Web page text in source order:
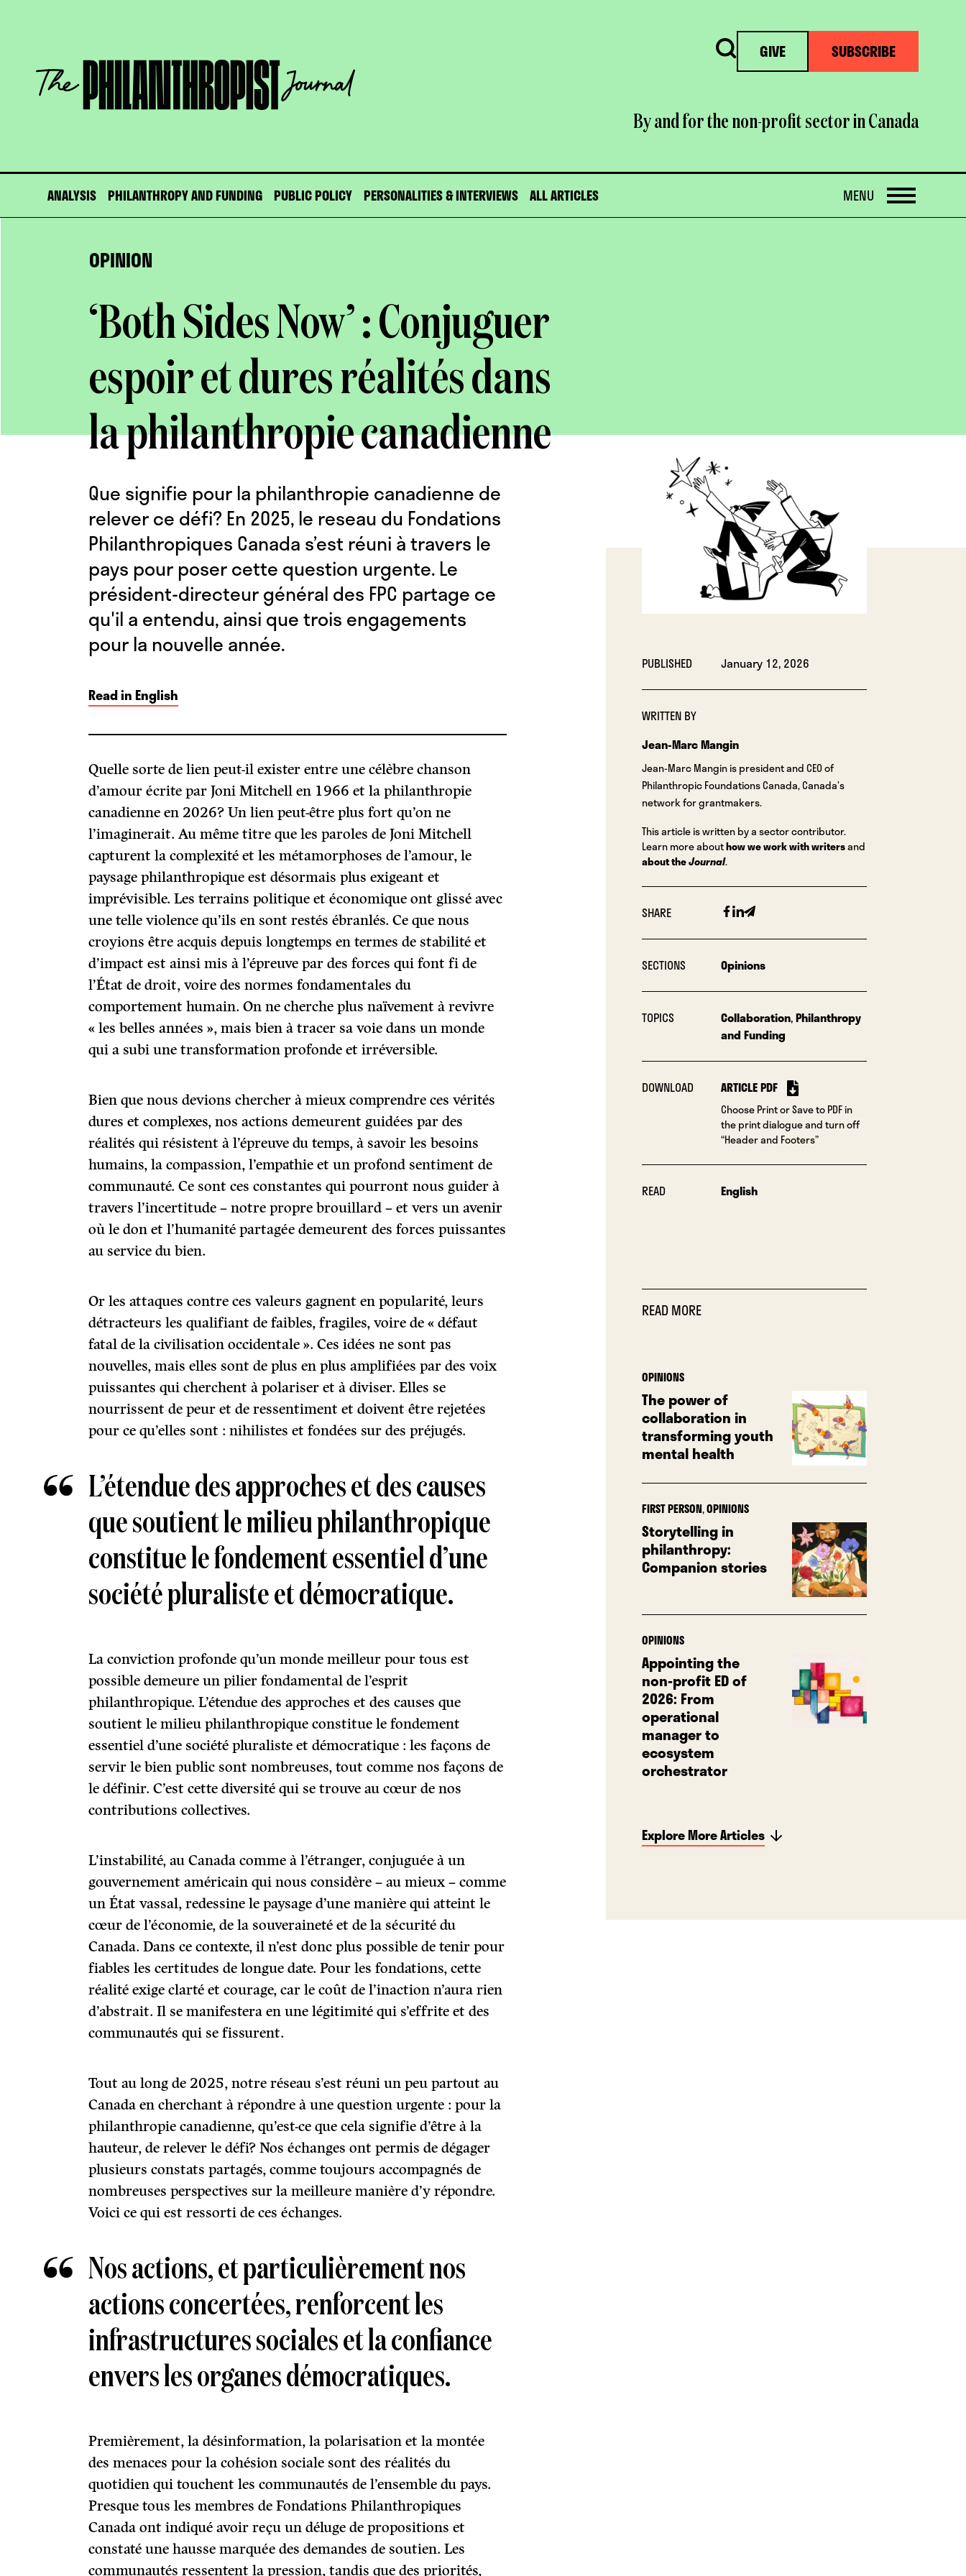
The
Philanthropist
Journal
Search GIVE SUBSCRIBE
By and for the non-profit sector in Canada
ANALYSIS PHILANTHROPY AND FUNDING PUBLIC POLICY PERSONALITIES & INTERVIEWS ALL ARTICLES OPEN
MENU
OPINION
‘Both Sides Now’ : Conjuguer
espoir et dures réalités dans
la philanthropie canadienne
LIGHTBOX
PUBLISHED January 12, 2026
WRITTEN BY
Jean-Marc Mangin
Jean-Marc Mangin is president and CEO of
Philanthropic Foundations Canada, Canada’s
network for grantmakers.
This article is written by a sector contributor.
Learn more abouthow we work with writersand
about theJournal.
SHARE Facebook
Linkedin
Email
SECTIONS Opinions
TOPICS Collaboration,Philanthropy
and Funding
DOWNLOAD ARTICLE PDF
Choose Print or Save to PDF in
the print dialogue and turn off
“Header and Footers”
READ English
READ MORE
OPINIONS
The power of
collaboration in
transforming youth
mental health
FIRST PERSON,OPINIONS
Storytelling in
philanthropy:
Companion stories
OPINIONS
Appointing the
non-profit ED of
2026: From
operational
manager to
ecosystem
orchestrator
Explore More Articles
Que signifie pour la philanthropie canadienne de
relever ce défi? En 2025, le reseau du Fondations
Philanthropiques Canada s’est réuni à travers le
pays pour poser cette question urgente. Le
président-directeur général des FPC partage ce
qu'il a entendu, ainsi que trois engagements
pour la nouvelle année.
Read in English
Quelle sorte de lien peut-il exister entre une célèbre chanson
d’amour écrite par Joni Mitchell en 1966 et la philanthropie
canadienne en 2026? Un lien peut-être plus fort qu’on ne
l’imaginerait. Au même titre que les paroles de Joni Mitchell
capturent la complexité et les métamorphoses de l’amour, le
paysage philanthropique est désormais plus exigeant et
imprévisible. Les terrains politique et économique ont glissé avec
une telle violence qu’ils en sont restés ébranlés. Ce que nous
croyions être acquis depuis longtemps en termes de stabilité et
d’impact est ainsi mis à l’épreuve par des forces qui font fi de
l’État de droit, voire des normes fondamentales du
comportement humain. On ne cherche plus naïvement à revivre
« les belles années », mais bien à tracer sa voie dans un monde
qui a subi une transformation profonde et irréversible.
Bien que nous devions chercher à mieux comprendre ces vérités
dures et complexes, nos actions demeurent guidées par des
réalités qui résistent à l’épreuve du temps, à savoir les besoins
humains, la compassion, l’empathie et un profond sentiment de
communauté. Ce sont ces constantes qui pourront nous guider à
travers l’incertitude – notre propre brouillard – et vers un avenir
où le don et l’humanité partagée demeurent des forces puissantes
au service du bien.
Or les attaques contre ces valeurs gagnent en popularité, leurs
détracteurs les qualifiant de faibles, fragiles, voire de « défaut
fatal de la civilisation occidentale ». Ces idées ne sont pas
nouvelles, mais elles sont de plus en plus amplifiées par des voix
puissantes qui cherchent à polariser et à diviser. Elles se
nourrissent de peur et de ressentiment et doivent être rejetées
pour ce qu’elles sont : nihilistes et fondées sur des préjugés.
L’étendue des approches et des causes
que soutient le milieu philanthropique
constitue le fondement essentiel d’une
société pluraliste et démocratique.
La conviction profonde qu’un monde meilleur pour tous est
possible demeure un pilier fondamental de l’esprit
philanthropique. L’étendue des approches et des causes que
soutient le milieu philanthropique constitue le fondement
essentiel d’une société pluraliste et démocratique : les façons de
servir le bien public sont nombreuses, tout comme nos façons de
le définir. C’est cette diversité qui se trouve au cœur de nos
contributions collectives.
L’instabilité, au Canada comme à l’étranger, conjuguée à un
gouvernement américain qui nous considère – au mieux – comme
un État vassal, redessine le paysage d’une manière qui atteint le
cœur de l’économie, de la souveraineté et de la sécurité du
Canada. Dans ce contexte, il n’est donc plus possible de tenir pour
fiables les certitudes de longue date. Pour les fondations, cette
réalité exige clarté et courage, car le coût de l’inaction n’aura rien
d’abstrait. Il se manifestera en une légitimité qui s’effrite et des
communautés qui se fissurent.
Tout au long de 2025, notre réseau s’est réuni un peu partout au
Canada en cherchant à répondre à une question urgente : pour la
philanthropie canadienne, qu’est-ce que cela signifie d’être à la
hauteur, de relever le défi? Nos échanges ont permis de dégager
plusieurs constats partagés, comme toujours accompagnés de
nombreuses perspectives sur la meilleure manière d’y répondre.
Voici ce qui est ressorti de ces échanges.
Nos actions, et particulièrement nos
actions concertées, renforcent les
infrastructures sociales et la confiance
envers les organes démocratiques.
Premièrement, la désinformation, la polarisation et la montée
des menaces pour la cohésion sociale sont des réalités du
quotidien qui touchent les communautés de l’ensemble du pays.
Presque tous les membres de Fondations Philanthropiques
Canada ont indiqué avoir reçu un déluge de propositions et
constaté une hausse marquée des demandes de soutien. Les
communautés ressentent la pression, tandis que des priorités,